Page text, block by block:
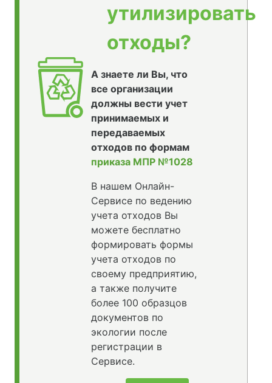
утилизировать
отходы?
А знаете ли Вы, что
все организации
должны вести учет
принимаемых и
передаваемых
отходов по формам
приказа МПР №1028
В нашем Онлайн-
Сервисе по ведению
учета отходов Вы
можете бесплатно
формировать формы
учета отходов по
своему предприятию,
а также получите
более 100 образцов
документов по
экологии после
регистрации в
Сервисе.